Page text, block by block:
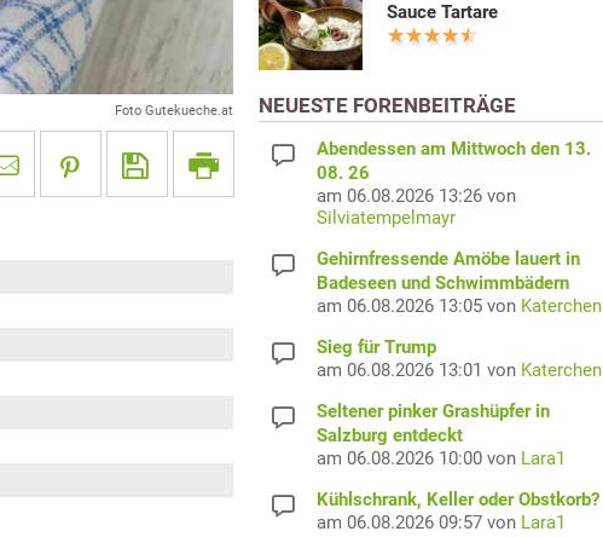
Foto Gutekueche.at
Sauce Tartare
NEUESTE FORENBEITRÄGE
Abendessen am Mittwoch den 13.
08. 26
am 06.08.2026 13:26 von
Silviatempelmayr
Gehirnfressende Amöbe lauert in
Badeseen und Schwimmbädern
am 06.08.2026 13:05 von Katerchen
Sieg für Trump
am 06.08.2026 13:01 von Katerchen
Seltener pinker Grashüpfer in
Salzburg entdeckt
am 06.08.2026 10:00 von Lara1
Kühlschrank, Keller oder Obstkorb?
am 06.08.2026 09:57 von Lara1